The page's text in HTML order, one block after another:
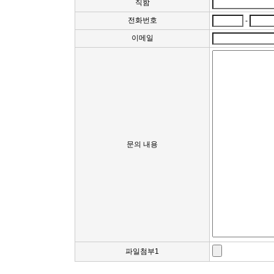
직함
전화번호
-
이메일
문의 내용
파일첨부1